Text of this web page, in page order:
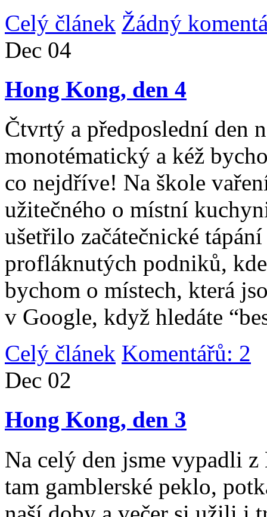
Celý článek Žádný
Dec 04
Hong Kong, den 4
Čtvrtý a předposlední den
monotématický a kéž
co nejdříve! Na škole
užitečného o místní
ušetřilo začátečnické
profláknutých podniků,
bychom o místech, která
v Google, když hledáte
Celý článek Komentářů: 2
Dec 02
Hong Kong, den 3
Na celý den jsme vypadli
tam gamblerské peklo,